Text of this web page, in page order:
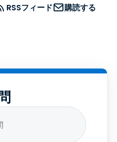
RSSフィード 購読する